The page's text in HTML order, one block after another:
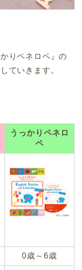
りペネロペ』の
ていきます。
うっかりペネロ
ペ
0歳～6歳